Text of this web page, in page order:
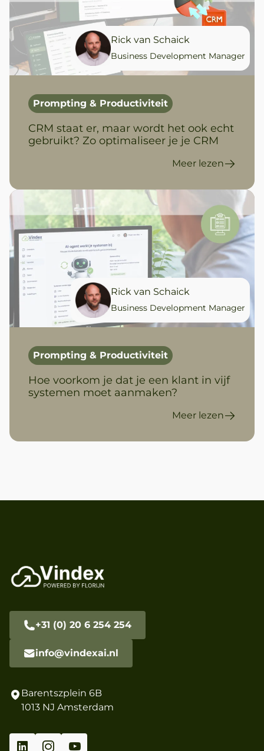
Rick van Schaick
Business Development Manager
Prompting & Productiviteit
CRM staat er, maar wordt het ook echt
gebruikt? Zo optimaliseer je je CRM
Meer lezen
Rick van Schaick
Business Development Manager
Prompting & Productiviteit
Hoe voorkom je dat je een klant in vijf
systemen moet aanmaken?
Meer lezen
+31 (0) 20 6 254 254
info@vindexai.nl
Barentszplein 6B
1013 NJ Amsterdam